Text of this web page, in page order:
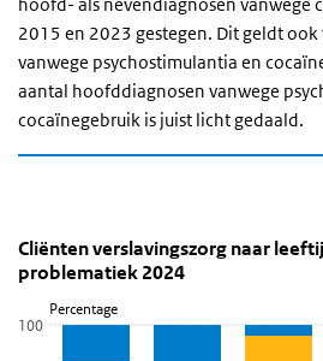
2015 en 2023 gestegen. Dit geldt
vanwege psychostimulantia en
aantal hoofddiagnosen vanwege
cocaïnegebruik is juist licht gedaald.
Cliënten in de
Sla de grafiek 'Cliënten
Cliënten verslavingszorg
Staaf grafiek met 5 reeksen.
Bekijk als data tabel.
De grafiek heeft 1 X-as die categories
Percentage
Cliënten verslavingszorg naar
problematiek 2024
100